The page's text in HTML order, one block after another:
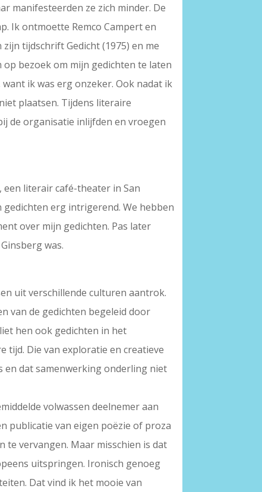
manifesteerden ze zich minder. De
Ik ontmoette Remco Campert en
tijdschrift Gedicht (1975) en me
bezoek om mijn gedichten te laten
ik was erg onzeker. Ook nadat ik
plaatsen. Tijdens literaire
de organisatie inlijfden en vroegen
een literair café-theater in San
erg intrigerend. We hebben
over mijn gedichten. Pas later
was.
uit verschillende culturen aantrok.
van de gedichten begeleid door
hen ook gedichten in het
tijd. Die van exploratie en creatieve
en dat samenwerking onderling niet
volwassen deelnemer aan
publicatie van eigen poëzie of proza
te vervangen. Maar misschien is dat
uitspringen. Ironisch genoeg
Dat vind ik het mooie van